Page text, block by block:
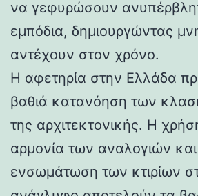
να γεφυρώσουν
εμπόδια, δημιουργώντας
αντέχουν στον χρόνο.
Η αφετηρία στην Ελλάδα
βαθιά κατανόηση των
της αρχιτεκτονικής. Η
αρμονία των αναλογιών
ενσωμάτωση των κτιρίων